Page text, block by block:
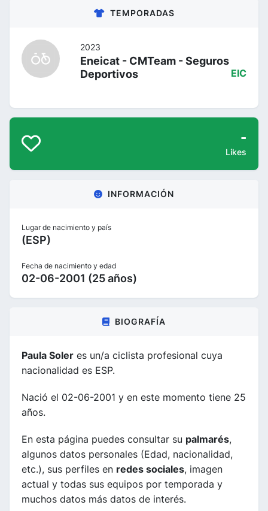
TEMPORADAS
2023
Eneicat - CMTeam - Seguros
Deportivos
EIC
-
Likes
INFORMACIÓN
Lugar de nacimiento y país
(ESP)
Fecha de nacimiento y edad
02-06-2001 (25 años)
BIOGRAFÍA
Paula Soler es un/a ciclista profesional cuya
nacionalidad es ESP.
Nació el 02-06-2001 y en este momento tiene 25
años.
En esta página puedes consultar su palmarés,
algunos datos personales (Edad, nacionalidad,
etc.), sus perfiles en redes sociales, imagen
actual y todas sus equipos por temporada y
muchos datos más datos de interés.